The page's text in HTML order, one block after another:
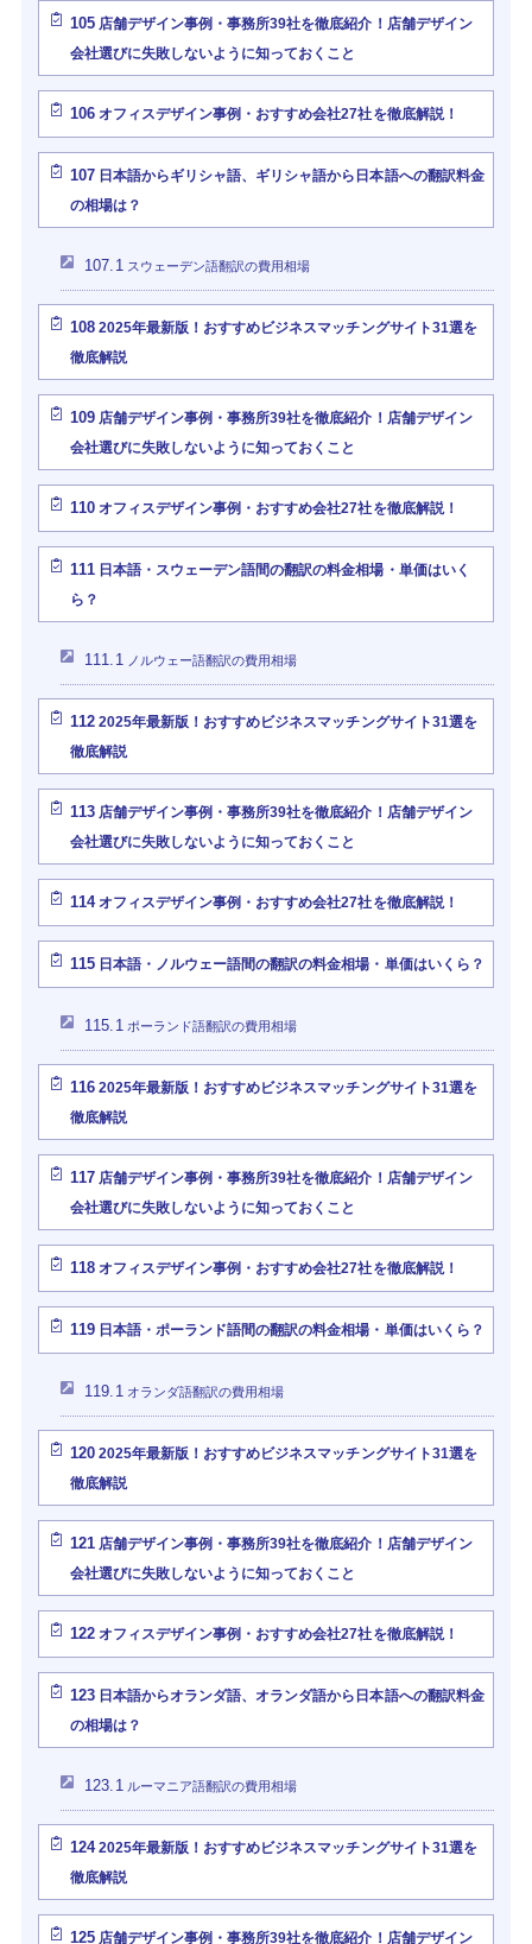
105 店舗デザイン事例・事務所39社を徹底紹介！店舗デザイン
会社選びに失敗しないように知っておくこと
106 オフィスデザイン事例・おすすめ会社27社を徹底解説！
107 日本語からギリシャ語、ギリシャ語から日本語への翻訳料金
の相場は？
107.1 スウェーデン語翻訳の費用相場
108 2025年最新版！おすすめビジネスマッチングサイト31選を
徹底解説
109 店舗デザイン事例・事務所39社を徹底紹介！店舗デザイン
会社選びに失敗しないように知っておくこと
110 オフィスデザイン事例・おすすめ会社27社を徹底解説！
111 日本語・スウェーデン語間の翻訳の料金相場・単価はいく
ら？
111.1 ノルウェー語翻訳の費用相場
112 2025年最新版！おすすめビジネスマッチングサイト31選を
徹底解説
113 店舗デザイン事例・事務所39社を徹底紹介！店舗デザイン
会社選びに失敗しないように知っておくこと
114オフィスデザイン事例・おすすめ会社27社を徹底解説！
115 日本語・ノルウェー語間の翻訳の料金相場・単価はいくら？
115.1 ポーランド語翻訳の費用相場
116 2025年最新版！おすすめビジネスマッチングサイト31選を
徹底解説
117 店舗デザイン事例・事務所39社を徹底紹介！店舗デザイン
会社選びに失敗しないように知っておくこと
118 オフィスデザイン事例・おすすめ会社27社を徹底解説！
119 日本語・ポーランド語間の翻訳の料金相場・単価はいくら？
119.1 オランダ語翻訳の費用相場
120 2025年最新版！おすすめビジネスマッチングサイト31選を
徹底解説
121 店舗デザイン事例・事務所39社を徹底紹介！店舗デザイン
会社選びに失敗しないように知っておくこと
122 オフィスデザイン事例・おすすめ会社27社を徹底解説！
123 日本語からオランダ語、オランダ語から日本語への翻訳料金
の相場は？
123.1 ルーマニア語翻訳の費用相場
1242025年最新版！おすすめビジネスマッチングサイト31選を
徹底解説
125 店舗デザイン事例・事務所39社を徹底紹介！店舗デザイン